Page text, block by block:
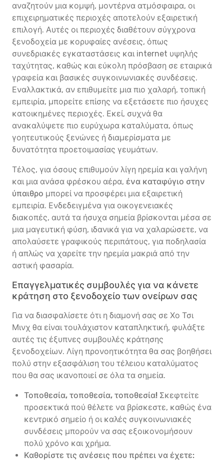
αναζητούν μια κομψή, μοντέρνα ατμόσφαιρα, οι
επιχειρηματικές περιοχές αποτελούν εξαιρετική
επιλογή. Αυτές οι περιοχές διαθέτουν σύγχρονα
ξενοδοχεία με κορυφαίες ανέσεις, όπως
συνεδριακές εγκαταστάσεις και internet υψηλής
ταχύτητας, καθώς και εύκολη πρόσβαση σε εταιρικά
γραφεία και βασικές συγκοινωνιακές συνδέσεις.
Εναλλακτικά, αν επιθυμείτε μια πιο χαλαρή, τοπική
εμπειρία, μπορείτε επίσης να εξετάσετε πιο ήσυχες
κατοικημένες περιοχές. Εκεί, συχνά θα
ανακαλύψετε πιο ευρύχωρα καταλύματα, όπως
γοητευτικούς ξενώνες ή διαμερίσματα με
δυνατότητα προετοιμασίας γευμάτων.
Τέλος, για όσους επιθυμούν λίγη ηρεμία και γαλήνη
και μια ανάσα φρέσκου αέρα, ένα καταφύγιο στην
ύπαιθρο μπορεί να προσφέρει μια εξαιρετική
εμπειρία. Ενδεδειγμένα για οικογενειακές
διακοπές, αυτά τα ήσυχα σημεία βρίσκονται μέσα σε
μια μαγευτική φύση, ιδανικά για να χαλαρώσετε, να
απολαύσετε γραφικούς περιπάτους, για ποδηλασία
ή απλώς να χαρείτε την ηρεμία μακριά από την
αστική φασαρία.
Επαγγελματικές συμβουλές για να κάνετε
κράτηση στο ξενοδοχείο των ονείρων σας
Για να διασφαλίσετε ότι η διαμονή σας σε Χο Τσι
Μινχ θα είναι τουλάχιστον καταπληκτική, φυλάξτε
αυτές τις έξυπνες συμβουλές κράτησης
ξενοδοχείων. Λίγη προνοητικότητα θα σας βοηθήσει
πολύ στην εξασφάλιση του τέλειου καταλύματος
που θα σας ικανοποιεί σε όλα τα σημεία.
Τοποθεσία, τοποθεσία, τοποθεσία! Σκεφτείτε
προσεκτικά πού θέλετε να βρίσκεστε, καθώς ένα
κεντρικό σημείο ή οι καλές συγκοινωνιακές
συνδέσεις μπορούν να σας εξοικονομήσουν
πολύ χρόνο και χρήμα.
Καθορίστε τις ανέσεις που πρέπει να έχετε: